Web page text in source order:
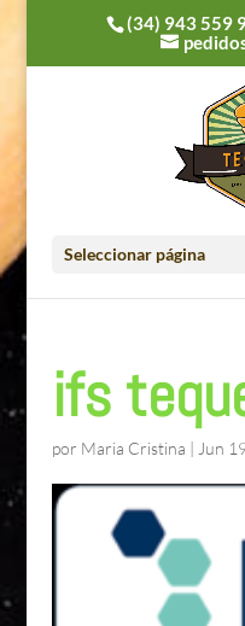
(34) 943 559
Seleccionar página
ifs
por Maria Cristina | Jun